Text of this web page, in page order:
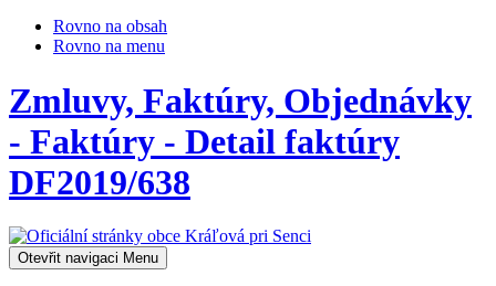
Rovno na obsah
Rovno na menu
Zmluvy, Faktúry, Objednávky
- Faktúry - Detail faktúry
DF2019/638
Otevřit navigaci Menu